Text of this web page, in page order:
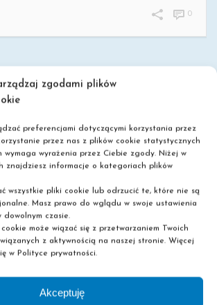
zgodami plików
preferencjami dotyczącymi korzystania przez
przez nas z plików cookie statystycznych
wymaga wyrażenia przez Ciebie zgody. Niżej w
znajdziesz informacje o kategoriach plików
wszystkie pliki cookie lub odrzucić te, które nie są
Masz prawo do wglądu w swoje ustawienia
dowolnym czasie.
może wiązać się z przetwarzaniem Twoich
z aktywnością na naszej stronie. Więcej
w Polityce prywatności.
Akceptuję
0